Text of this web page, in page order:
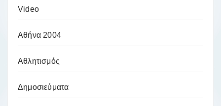
Video
Αθήνα 2004
Αθλητισμός
Δημοσιεύματα